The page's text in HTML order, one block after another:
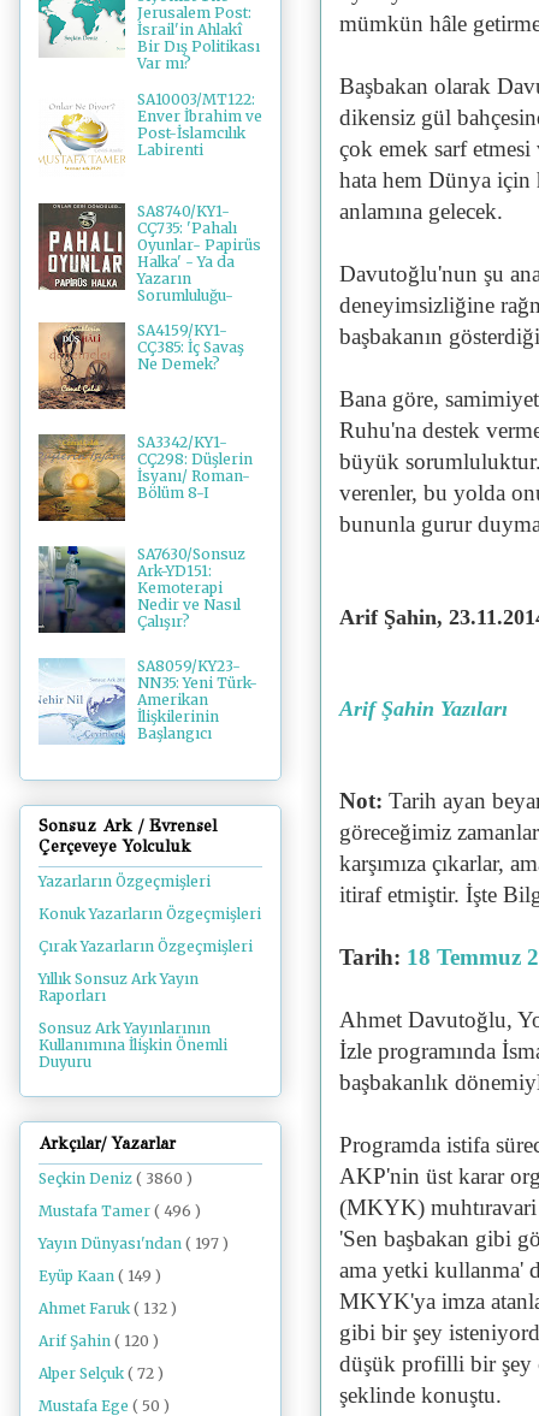
mümkün hâle
Başbakan olarak
dikensiz gül
çok emek sarf
hata hem Dünya için
anlamına gelecek.
Davutoğlu'nun şu
deneyimsizliğine
başbakanın
Bana göre,
Ruhu'na destek
büyük
verenler, bu yolda
bununla gurur
Arif Şahin,
Arif Şahin Yazıları
Not: Tarih ayan
göreceğimiz
karşımıza çıkarlar,
itiraf etmiştir. İşte
Tarih: 18 Temmuz
Ahmet Davutoğlu,
İzle programında
başbakanlık
Programda istifa
AKP'nin üst karar
(MKYK) muhtıravari
'Sen başbakan gibi
ama yetki kullanma'
MKYK'ya imza
gibi bir şey
düşük profilli bir şey
şeklinde konuştu.
Jerusalem Post:
İsrail'in Ahlakî
Bir Dış Politikası
Var mı?
SA10003/MT122:
Enver İbrahim ve
Post-İslamcılık
Labirenti
SA8740/KY1-
CÇ735: 'Pahalı
Oyunlar- Papirüs
Halka' - Ya da
Yazarın
Sorumluluğu-
SA4159/KY1-
CÇ385: İç Savaş
Ne Demek?
SA3342/KY1-
CÇ298: Düşlerin
İsyanı/ Roman-
Bölüm 8-I
SA7630/Sonsuz
Ark-YD151:
Kemoterapi
Nedir ve Nasıl
Çalışır?
SA8059/KY23-
NN35: Yeni Türk-
Amerikan
İlişkilerinin
Başlangıcı
Sonsuz Ark / Evrensel
Çerçeveye Yolculuk
Yazarların Özgeçmişleri
Konuk Yazarların Özgeçmişleri
Çırak Yazarların Özgeçmişleri
Yıllık Sonsuz Ark Yayın
Raporları
Sonsuz Ark Yayınlarının
Kullanımına İlişkin Önemli
Duyuru
Arkçılar/ Yazarlar
Seçkin Deniz ( 3860 )
Mustafa Tamer ( 496 )
Yayın Dünyası'ndan ( 197 )
Eyüp Kaan ( 149 )
Ahmet Faruk ( 132 )
Arif Şahin ( 120 )
Alper Selçuk ( 72 )
Mustafa Ege ( 50 )